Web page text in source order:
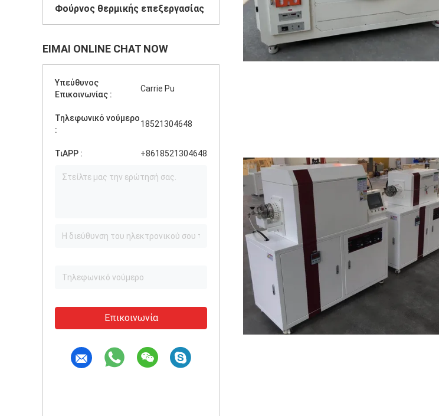
Φούρνος θερμικής επεξεργασίας
ΕΊΜΑΙ ONLINE CHAT NOW
Υπεύθυνος
Επικοινωνίας :
Carrie Pu
Τηλεφωνικό νούμερο
:
18521304648
ΤιAPP : +8618521304648
Επικοινωνία